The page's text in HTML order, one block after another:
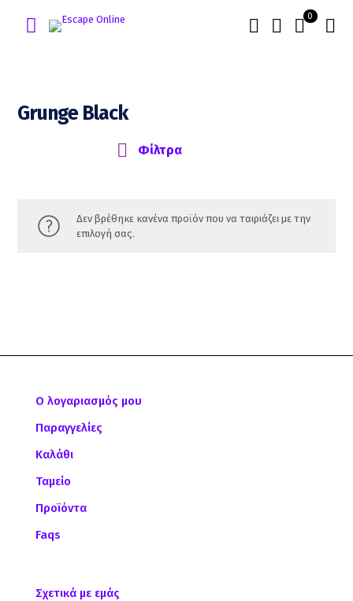
0
Grunge Black
Δεν βρέθηκε κανένα προϊόν που να ταιριάζει με την
επιλογή σας.
Ο λογαριασμός μου
Παραγγελίες
Καλάθι
Ταμείο
Προϊόντα
Faqs
Σχετικά με εμάς